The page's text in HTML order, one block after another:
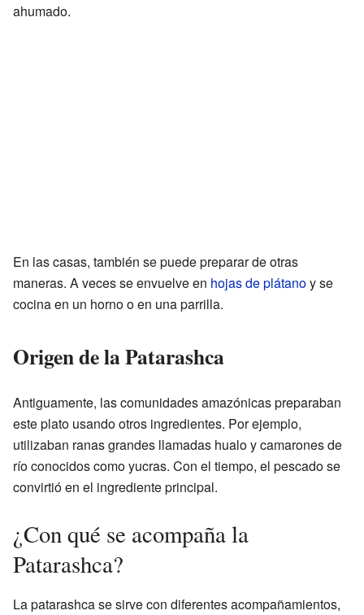
ahumado.
En las casas, también se puede preparar de otras
maneras. A veces se envuelve en hojas de plátanoy se
cocina en un horno o en una parrilla.
Origen de la Patarashca
Antiguamente, las comunidades amazónicas preparaban
este plato usando otros ingredientes. Por ejemplo,
utilizaban ranas grandes llamadas hualo y camarones de
río conocidos como yucras. Con el tiempo, el pescado se
convirtió en el ingrediente principal.
¿Con qué se acompaña la
Patarashca?
La patarashca se sirve con diferentes acompañamientos,